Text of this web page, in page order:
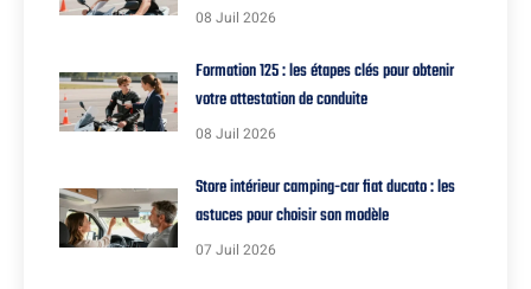
08 Juil 2026
Formation 125 : les étapes clés pour obtenir
votre attestation de conduite
08 Juil 2026
Store intérieur camping-car fiat ducato : les
astuces pour choisir son modèle
07 Juil 2026